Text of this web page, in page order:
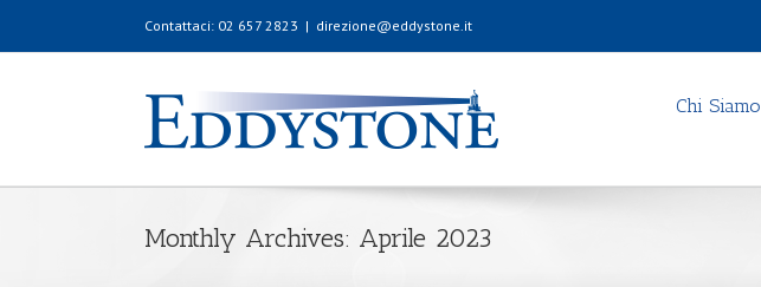
Contattaci: 02 657 2823 | direzione@eddystone.it
Chi Siamo
Monthly Archives: Aprile 2023